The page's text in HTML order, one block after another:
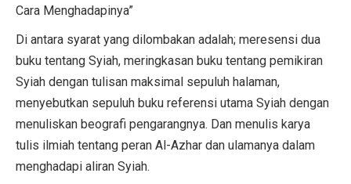
Cara Menghadapinya”
Di antara syarat yang dilombakan adalah; meresensi dua
buku tentang Syiah, meringkasan buku tentang pemikiran
Syiah dengan tulisan maksimal sepuluh halaman,
menyebutkan sepuluh buku referensi utama Syiah dengan
menuliskan beografi pengarangnya. Dan menulis karya
tulis ilmiah tentang peran Al-Azhar dan ulamanya dalam
menghadapi aliran Syiah.